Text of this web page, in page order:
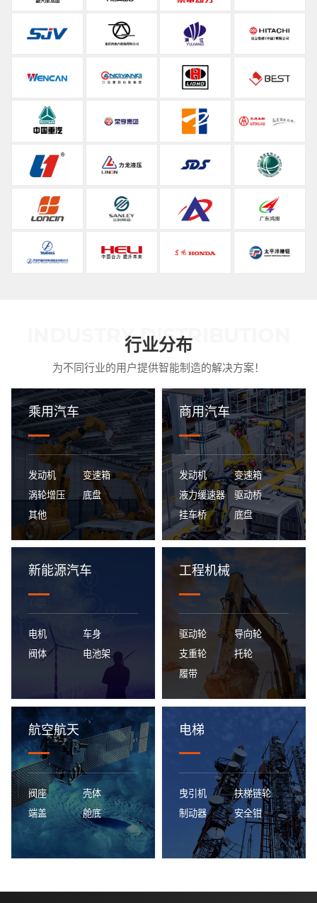
INDUSTRY DISTRIBUTION
行业分布
为不同行业的用户提供智能制造的解决方案！
乘用汽车
为乘用汽车制造业提供生产自
动化、智能化一体化数字生产
解决方案。
乘用汽车
发动机
变速箱
涡轮增压
底盘
其他
商用汽车
为商用汽车制造业提供生产自
动化、智能化一体化数字生产
解决方案。
商用汽车
发动机
变速箱
液力缓速器
驱动桥
挂车桥
底盘
新能源汽车
为新能源汽车制造业提供生产
自动化、智能化一体化数字生
产解决方案。
新能源汽车
电机
车身
阀体
电池架
工程机械
为工程机械制造业提供生产自
动化、智能化一体化数字生产
解决方案。
工程机械
驱动轮
导向轮
支重轮
托轮
履带
航空航天
为航空航天制造业提供生产自
航空航天
阀座
壳体
端盖
舱底
电梯
为航空航天制造业提供生产自
动化、智能化一体化数字生产
电梯
曳引机
扶梯链轮
制动器
安全钳